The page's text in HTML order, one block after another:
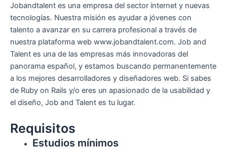
Jobandtalent es una empresa del sector internet y nuevas
tecnologías. Nuestra misión es ayudar a jóvenes con
talento a avanzar en su carrera profesional a través de
nuestra plataforma web www.jobandtalent.com. Job and
Talent es una de las empresas más innovadoras del
panorama español, y estamos buscando permanentemente
a los mejores desarrolladores y diseñadores web. Si sabes
de Ruby on Rails y/o eres un apasionado de la usabilidad y
el diseño, Job and Talent es tu lugar.
Requisitos
Estudios mínimos